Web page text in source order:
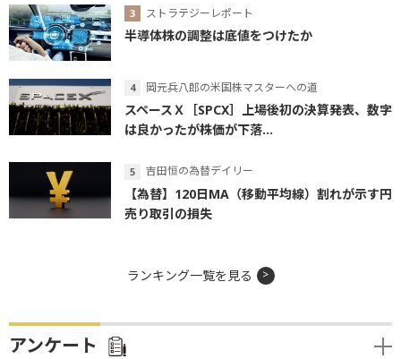
ストラテジーレポート
半導体株の調整は底値をつけたか
岡元兵八郎の米国株マスターへの道
スペースＸ［SPCX］上場後初の決算発表、数字
は良かったが株価が下落...
吉田恒の為替デイリー
【為替】120日MA（移動平均線）割れが示す円
売り取引の損失
ランキング一覧を見る
アンケート